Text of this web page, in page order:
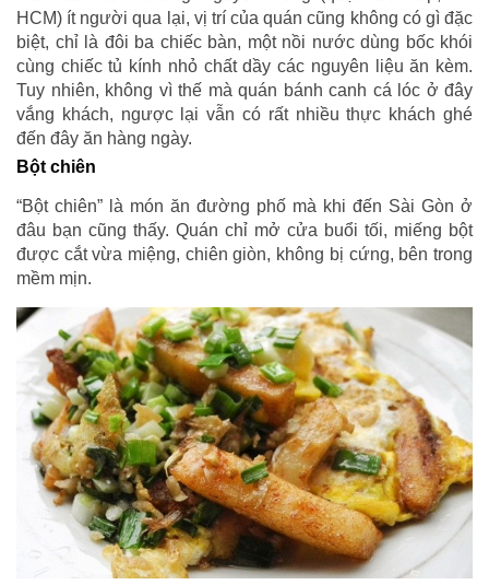
HCM) ít người qua lại, vị trí của quán cũng không có gì đặc
biệt, chỉ là đôi ba chiếc bàn, một nồi nước dùng bốc khói
cùng chiếc tủ kính nhỏ chất dầy các nguyên liệu ăn kèm.
Tuy nhiên, không vì thế mà quán bánh canh cá lóc ở đây
vắng khách, ngược lại vẫn có rất nhiều thực khách ghé
đến đây ăn hàng ngày.
Bột chiên
“Bột chiên” là món ăn đường phố mà khi đến Sài Gòn ở
đâu bạn cũng thấy. Quán chỉ mở cửa buổi tối, miếng bột
được cắt vừa miệng, chiên giòn, không bị cứng, bên trong
mềm mịn.